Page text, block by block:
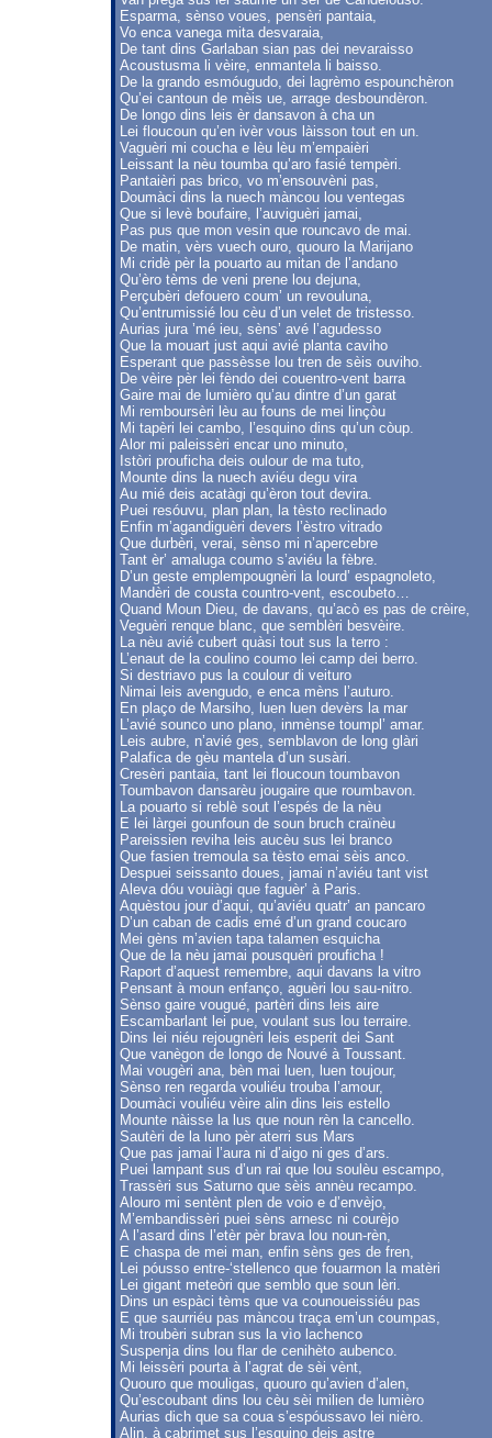
Esparma, sènso voues, pensèri pantaia,
Vo enca vanega mita desvaraia,
De tant dins Garlaban sian pas dei nevaraisso
Acoustusma li vèire, enmantela li baisso.
De la grando esmóugudo, dei lagrèmo espounchèron
Qu’ei cantoun de mèis ue, arrage desboundèron.
De longo dins leis èr dansavon à cha un
Lei floucoun qu’en ivèr vous làisson tout en un.
Vaguèri mi coucha e lèu lèu m’empaièri
Leissant la nèu toumba qu’aro fasié tempèri.
Pantaièri pas brico, vo m’ensouvèni pas,
Doumàci dins la nuech màncou lou ventegas
Que si levè boufaire, l’auviguèri jamai,
Pas pus que mon vesin que rouncavo de mai.
De matin, vèrs vuech ouro, quouro la Marijano
Mi cridè pèr la pouarto au mitan de l’andano
Qu’èro tèms de veni prene lou dejuna,
Perçubèri defouero coum’ un revouluna,
Qu’entrumissié lou cèu d’un velet de tristesso.
Aurias jura ’mé ieu, sèns’ avé l’agudesso
Que la mouart just aqui avié planta caviho
Esperant que passèsse lou tren de sèis ouviho.
De vèire pèr lei fèndo dei couentro-vent barra
Gaire mai de lumièro qu’au dintre d’un garat
Mi remboursèri lèu au founs de mei linçòu
Mi tapèri lei cambo, l’esquino dins qu’un còup.
Alor mi paleissèri encar uno minuto,
Istòri prouficha deis oulour de ma tuto,
Mounte dins la nuech aviéu degu vira
Au mié deis acatàgi qu’èron tout devira.
Puei resóuvu, plan plan, la tèsto reclinado
Enfin m’agandiguèri devers l’èstro vitrado
Que durbèri, verai, sènso mi n’apercebre
Tant èr’ amaluga coumo s’aviéu la fèbre.
D’un geste emplempougnèri la lourd’ espagnoleto,
Mandèri de cousta countro-vent, escoubeto…
Quand Moun Dieu, de davans, qu’acò es pas de crèire,
Veguèri renque blanc, que semblèri besvèire.
La nèu avié cubert quàsi tout sus la terro :
L’enaut de la coulino coumo lei camp dei berro.
Si destriavo pus la coulour di veituro
Nimai leis avengudo, e enca mèns l’auturo.
En plaço de Marsiho, luen luen devèrs la mar
L’avié sounco uno plano, inmènse toumpl’ amar.
Leis aubre, n’avié ges, semblavon de long glàri
Palafica de gèu mantela d’un susàri.
Cresèri pantaia, tant lei floucoun toumbavon
Toumbavon dansarèu jougaire que roumbavon.
La pouarto si reblè sout l’espés de la nèu
E lei làrgei gounfoun de soun bruch craïnèu
Pareissien reviha leis aucèu sus lei branco
Que fasien tremoula sa tèsto emai sèis anco.
Despuei seissanto doues, jamai n’aviéu tant vist
Aleva dóu vouiàgi que faguèr’ à Paris.
Aquèstou jour d’aqui, qu’aviéu quatr’ an pancaro
D’un caban de cadis emé d’un grand coucaro
Mei gèns m’avien tapa talamen esquicha
Que de la nèu jamai pousquèri prouficha !
Raport d’aquest remembre, aqui davans la vitro
Pensant à moun enfanço, aguèri lou sau-nitro.
Sènso gaire vougué, partèri dins leis aire
Escambarlant lei pue, voulant sus lou terraire.
Dins lei niéu rejougnèri leis esperit dei Sant
Que vanègon de longo de Nouvé à Toussant.
Mai vougèri ana, bèn mai luen, luen toujour,
Sènso ren regarda vouliéu trouba l’amour,
Doumàci vouliéu vèire alin dins leis estello
Mounte nàisse la lus que noun rèn la cancello.
Sautèri de la luno pèr aterri sus Mars
Que pas jamai l’aura ni d’aigo ni ges d’ars.
Puei lampant sus d’un rai que lou soulèu escampo,
Trassèri sus Saturno que sèis annèu recampo.
Alouro mi sentènt plen de voio e d’envèjo,
M’embandissèri puei sèns arnesc ni courèjo
A l’asard dins l’etèr pèr brava lou noun-rèn,
E chaspa de mei man, enfin sèns ges de fren,
Lei póusso entre-‘stellenco que fouarmon la matèri
Lei gigant meteòri que semblo que soun lèri.
Dins un espàci tèms que va counoueissiéu pas
E que saurriéu pas màncou traça em’un coumpas,
Mi troubèri subran sus la vìo lachenco
Suspenja dins lou flar de cenihèto aubenco.
Mi leissèri pourta à l’agrat de sèi vènt,
Quouro que mouligas, quouro qu’avien d’alen,
Qu’escoubant dins lou cèu sèi milien de lumièro
Aurias dich que sa coua s’espóussavo lei nièro.
Alin, à cabrimet sus l’esquino deis astre